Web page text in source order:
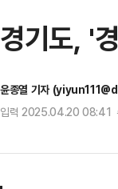
경기도, '
윤종열 기자
입력 2025.04.20 08:41